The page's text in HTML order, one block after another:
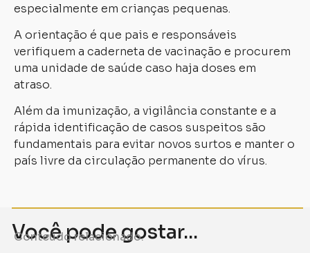
especialmente em crianças pequenas.
A orientação é que pais e responsáveis
verifiquem a caderneta de vacinação e procurem
uma unidade de saúde caso haja doses em
atraso.
Além da imunização, a vigilância constante e a
rápida identificação de casos suspeitos são
fundamentais para evitar novos surtos e manter o
país livre da circulação permanente do vírus.
Você pode gostar...
Conteúdo relacionado.